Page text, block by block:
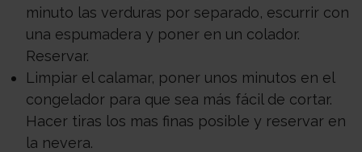
minuto las verduras por separado, escurrir con
una espumadera y poner en un colador.
Reservar.
Limpiar el calamar, poner unos minutos en el
congelador para que sea más fácil de cortar.
Hacer tiras los mas finas posible y reservar en
la nevera.